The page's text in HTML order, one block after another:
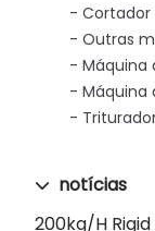
Outras
Máquina
Máquina
notícias
200kg/h